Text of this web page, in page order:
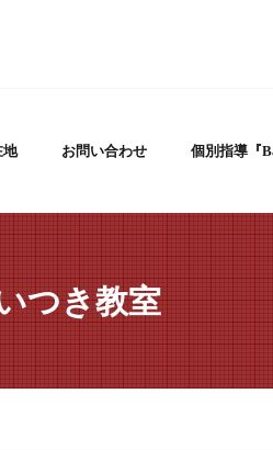
地 お問い合わせ 個別指導『
つき教室